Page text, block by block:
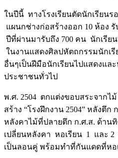
ในปีนี้ ทางโรงเรียนตัดนักเรียน
แผนกช่างก่อสร้างออก 10 ห้อง รั
ปีที่ผ่านมารับถึง 700 คน นักเรีย
ในงานแสดงศิลปหัตถกรรมนักเ
อื่นๆเป็นฝีมือนักเรียนไปแสดงแล
ประชาชนทั่วไป
พ.ศ. 2504 ตกแต่งขอบสระจากไ
สร้าง “โรงฝึกงาน 2504” หลังตึก
หลังคาไม้ที่ปลายตึก ก.ศ.ส. ด้าน
เปลี่ยนหลังคา หอเรียน 1 และ
เป็นลอนคู่ พร้อมทำที่กันแดดที่หอ